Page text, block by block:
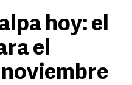
hoy: el
el